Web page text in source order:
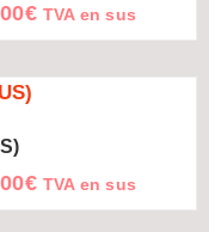
€ TVA en sus
€ TVA en sus